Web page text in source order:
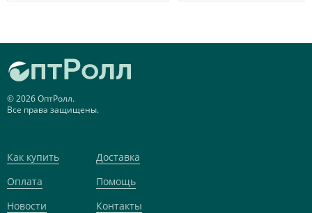
© 2026 ОптРолл.
Все права защищены.
Как купить
Доставка
Оплата
Помощь
Новости
Контакты